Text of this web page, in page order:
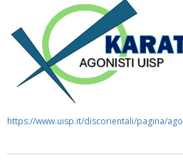
https://www.uisp.it/discorientali/pagina/